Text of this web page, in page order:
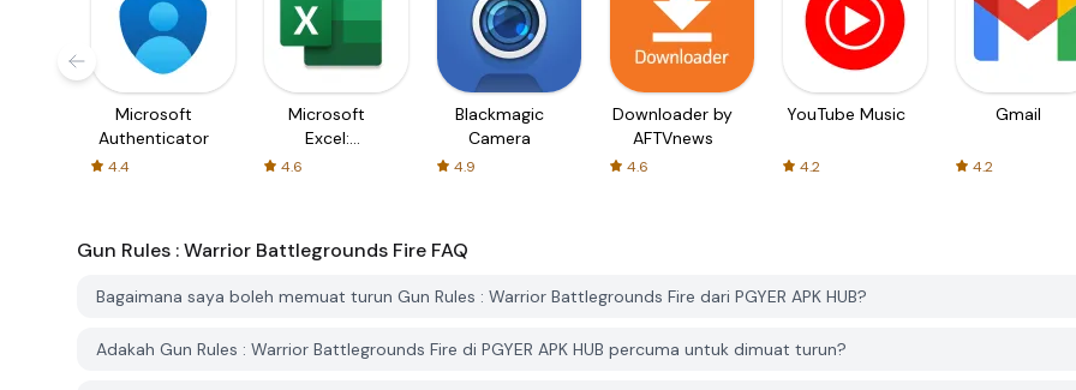
Microsoft
Authenticator
4.4
Microsoft
Excel:
Spreadsheets
4.6
Blackmagic
Camera
4.9
Downloader by
AFTVnews
4.6
YouTube Music
4.2
Gmail
4.2
Gun Rules : Warrior Battlegrounds Fire FAQ
Bagaimana saya boleh memuat turun Gun Rules : Warrior Battlegrounds Fire dari PGYER APK HUB?
Adakah Gun Rules : Warrior Battlegrounds Fire di PGYER APK HUB percuma untuk dimuat turun?